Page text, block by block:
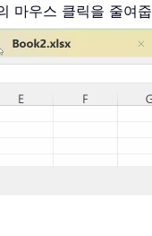
마우스 클릭을 줄여줍